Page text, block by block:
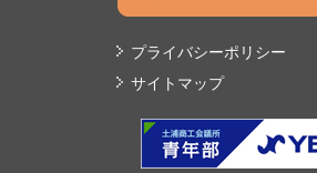
プライバシーポリシー
サイトマップ